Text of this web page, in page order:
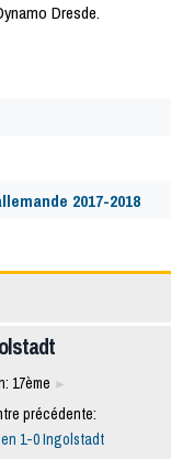
Dresde.
2017-2018
17ème
précédente:
1-0 Ingolstadt